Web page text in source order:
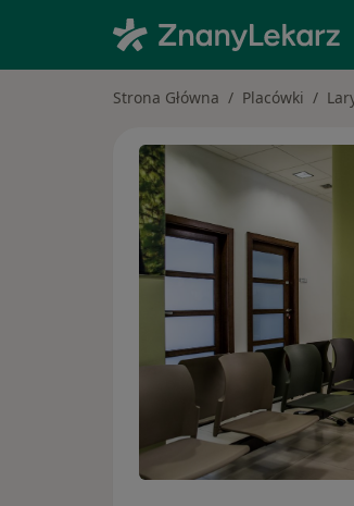
Strona Główna Placówki